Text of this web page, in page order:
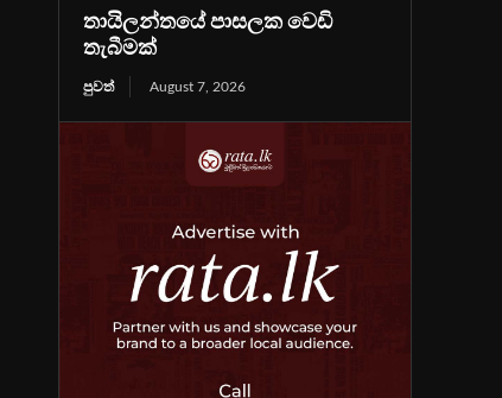
තායිලන්තයේ පාසලක වෙඩි
තැබීමක්
පුවත් August 7, 2026